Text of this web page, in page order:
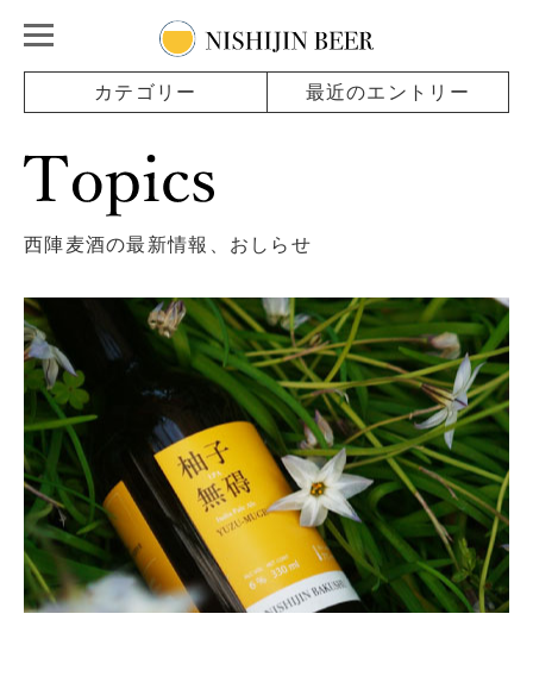
西陣麦酒の最新情報、おしらせ
カテゴリー 最近のエントリー